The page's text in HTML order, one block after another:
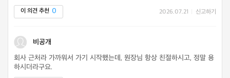
이 의견 추천 0 2026.07.21 신고하기
비공개
회사 근처라 가까워서 가기 시작했는데, 원장님 항상 친절하시고, 정말 용
하시더라구요.